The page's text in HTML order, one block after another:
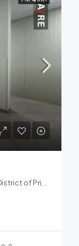
Tophane, Pristina, Municipality of Pristina, District of Prishtina, Kosovo